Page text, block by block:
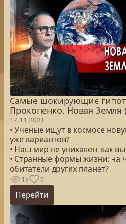
Самые шокирующие
Прокопенко. Новая Земля
17.11.2021
• Ученые ищут в космосе
уже вариантов?
• Наш мир не уникален: как
• Странные формы жизни: на
обитатели других планет?
1к 0
Перейти